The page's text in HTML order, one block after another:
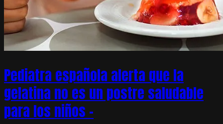
Pediatra española alerta que la
gelatina no es un postre saludable
para los niños –